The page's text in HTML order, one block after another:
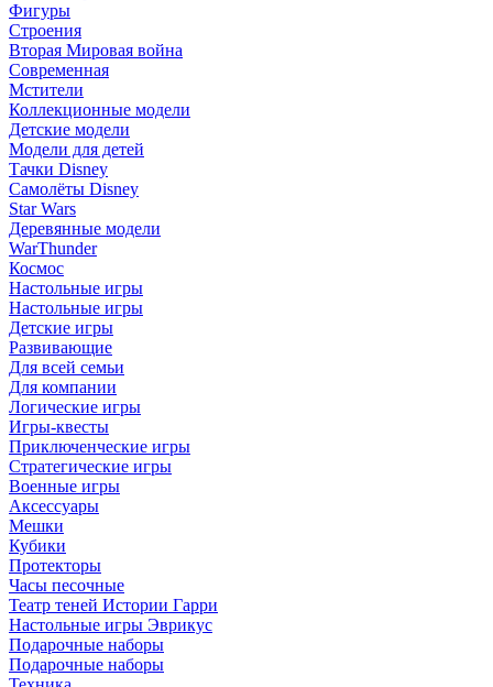
Фигуры
Строения
Вторая Мировая война
Современная
Мстители
Коллекционные модели
Детские модели
Модели для детей
Тачки Disney
Самолёты Disney
Star Wars
Деревянные модели
WarThunder
Космос
Настольные игры
Настольные игры
Детские игры
Развивающие
Для всей семьи
Для компании
Логические игры
Игры-квесты
Приключенческие игры
Стратегические игры
Военные игры
Аксессуары
Мешки
Кубики
Протекторы
Часы песочные
Театр теней Истории Гарри
Настольные игры Эврикус
Подарочные наборы
Подарочные наборы